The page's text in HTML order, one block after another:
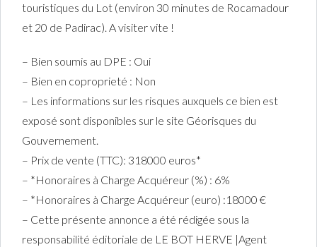
touristiques du Lot (environ 30 minutes de Rocamadour
et 20 de Padirac). A visiter vite !
– Bien soumis au DPE : Oui
– Bien en coproprieté : Non
– Les informations sur les risques auxquels ce bien est
exposé sont disponibles sur le site Géorisques du
Gouvernement.
– Prix de vente (TTC): 318000 euros*
– *Honoraires à Charge Acquéreur (%) : 6%
– *Honoraires à Charge Acquéreur (euro) :18000 €
– Cette présente annonce a été rédigée sous la
responsabilité éditoriale de LE BOT HERVE |Agent